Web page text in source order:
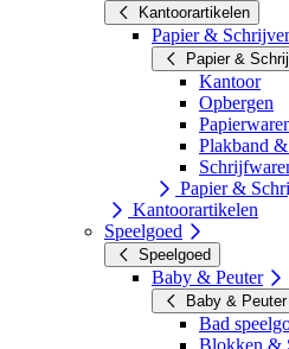
Kantoorartikelen
Papier &
Papier &
Kantoor
Opbergen
Plakband
Papier &
Kantoorartikelen
Speelgoed
Speelgoed
Baby & Peuter
Baby & Peuter
Bad
Blokken &